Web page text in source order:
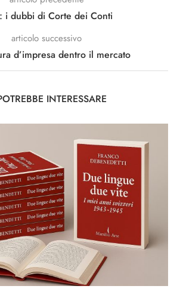
i dubbi di Corte dei Conti
articolo successivo
d’impresa dentro il mercato
INTERESSARE